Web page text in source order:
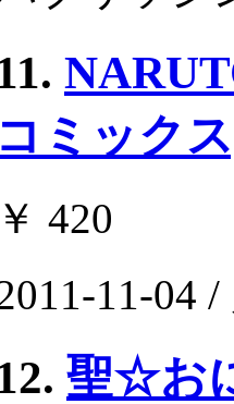
コミック
￥ 420
11-04
聖☆お